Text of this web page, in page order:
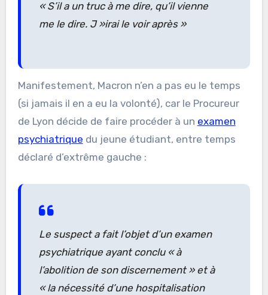
« S’il a un truc à me dire, qu’il vienne
me le dire. J »irai le voir après »
Manifestement, Macron n’en a pas eu le temps
(si jamais il en a eu la volonté), car le Procureur
de Lyon décide de faire procéder à un examen
psychiatrique du jeune étudiant, entre temps
déclaré d’extrême gauche :
Le suspect a fait l’objet d’un examen
psychiatrique ayant conclu « à
l’abolition de son discernement » et à
« la nécessité d’une hospitalisation